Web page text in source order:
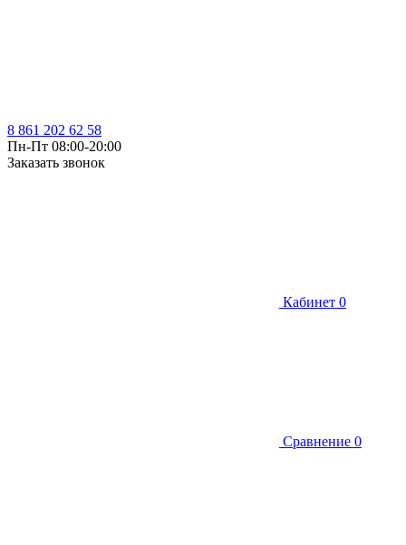
8 861 202 62 58
Пн-Пт 08:00-20:00
Заказать звонок
Кабинет 0
Сравнение 0